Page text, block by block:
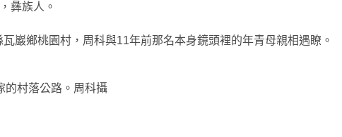
彝族人。
巖鄉桃園村，周科與11年前那名本身鏡頭裡的年青母親相遇瞭。
的村落公路。周科攝